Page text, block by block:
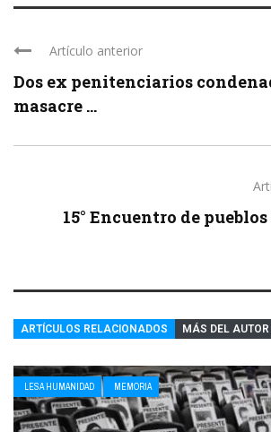
Artículo anterior
Dos ex penitenciarios
masacre ...
15° Encuentro de
ARTÍCULOS RELACIONADOS MÁS DEL AUTOR
LESA HUMANIDAD MEMORIA